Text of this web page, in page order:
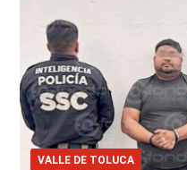
VALLE DE TOLUCA